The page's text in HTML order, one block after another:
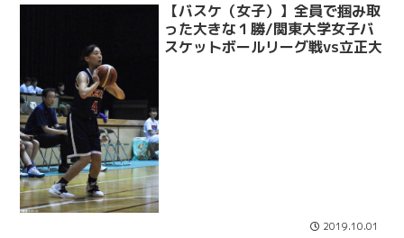
【バスケ（女子）】全員で掴み取
った大きな１勝/関東大学女子バ
スケットボールリーグ戦vs立正大
2019.10.01